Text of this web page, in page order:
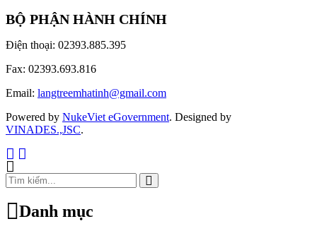
BỘ PHẬN HÀNH CHÍNH
Điện thoại: 02393.885.395
Fax: 02393.693.816
Email: langtreemhatinh@gmail.com
Powered by NukeViet eGovernment. Designed by
VINADES.,JSC.
Danh mục